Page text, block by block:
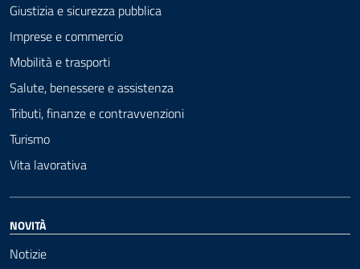
Giustizia e sicurezza pubblica
Imprese e commercio
Mobilità e trasporti
Salute, benessere e assistenza
Tributi, finanze e contravvenzioni
Turismo
Vita lavorativa
NOVITÀ
Notizie